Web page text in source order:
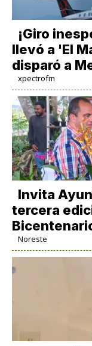
¡Giro
llevó a 'El
disparó a
xpectrofm
Invita
tercera
Noreste